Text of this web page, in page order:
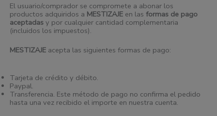
El usuario/comprador se compromete a abonar los
productos adquiridos a MESTIZAJE en las formas de pago
aceptadas y por cualquier cantidad complementaria
(incluidos los impuestos).
MESTIZAJE acepta las siguientes formas de pago:
Tarjeta de crédito y débito.
Paypal.
Transferencia. Este método de pago no confirma el pedido
hasta una vez recibido el importe en nuestra cuenta.